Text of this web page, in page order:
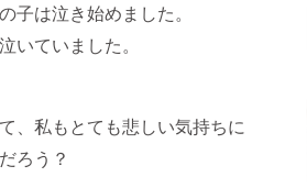
子は泣き始めました。
いていました。
、私もとても悲しい気持ちに
ろう？